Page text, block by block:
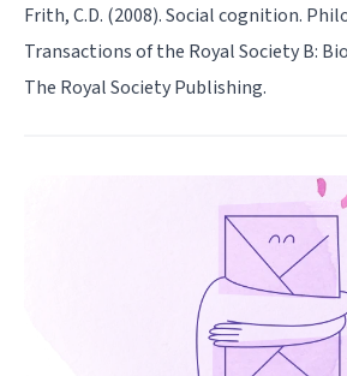
Frith, C.D. (2008). Social cognition.
Transactions of the Royal Society B:
The Royal Society Publishing.